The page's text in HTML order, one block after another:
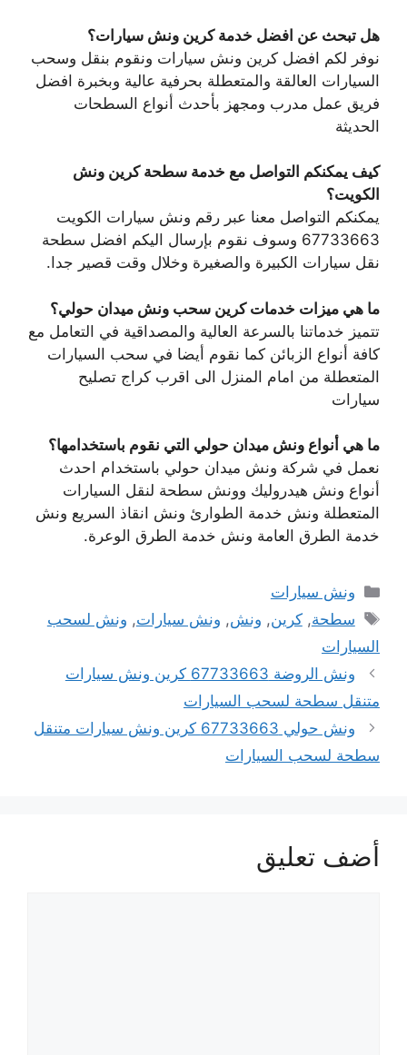
هل تبحث عن افضل خدمة كرين ونش سيارات؟
نوفر لكم افضل كرين ونش سيارات ونقوم بنقل وسحب
السيارات العالقة والمتعطلة بحرفية عالية وبخبرة افضل
فريق عمل مدرب ومجهز بأحدث أنواع السطحات
الحديثة
كيف يمكنكم التواصل مع خدمة سطحة كرين ونش
الكويت؟
يمكنكم التواصل معنا عبر رقم ونش سيارات الكويت
67733663 وسوف نقوم بإرسال اليكم افضل سطحة
نقل سيارات الكبيرة والصغيرة وخلال وقت قصير جدا.
ما هي ميزات خدمات كرين سحب ونش ميدان حولي؟
تتميز خدماتنا بالسرعة العالية والمصداقية في التعامل مع
كافة أنواع الزبائن كما نقوم أيضا في سحب السيارات
المتعطلة من امام المنزل الى اقرب كراج تصليح
سيارات
ما هي أنواع ونش ميدان حولي التي نقوم باستخدامها؟
نعمل في شركة ونش ميدان حولي باستخدام احدث
أنواع ونش هيدروليك وونش سطحة لنقل السيارات
المتعطلة ونش خدمة الطوارئ ونش انقاذ السريع ونش
خدمة الطرق العامة ونش خدمة الطرق الوعرة.
التصنيفات
ونش سيارات
الوسوم
سطحة,كرين, ونش, ونش سيارات, ونش لسحب
السيارات
ونش الروضة 67733663 كرين ونش سيارات
متنقل سطحة لسحب السيارات
ونش حولي 67733663 كرين ونش سيارات متنقل
سطحة لسحب السيارات
أضف تعليق